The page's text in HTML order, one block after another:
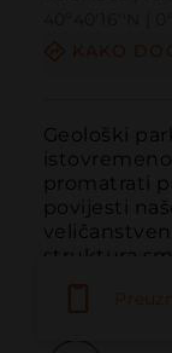
Geološki
promatrati
povijesti
struktura